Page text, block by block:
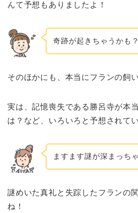
んて予想もありましたよ！
奇跡が起きちゃうかも？
そのほかにも、本当にフランの飼
実は、記憶喪失である勝呂寺が本
は？など、いろいろと予想されて
ますます謎が深まっち
謎めいた真礼と失踪したフランの
ね！